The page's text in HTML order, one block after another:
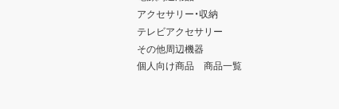
アクセサリー・収納
テレビアクセサリー
その他周辺機器
個人向け商品 商品一覧